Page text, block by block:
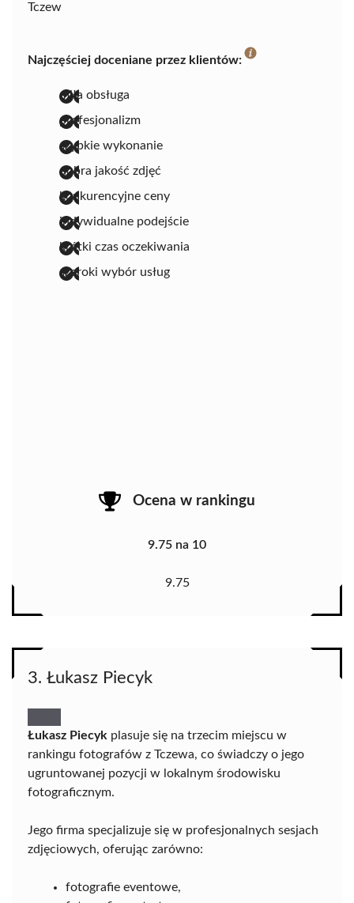
Tczew
Najczęściej doceniane przez klientów:
miła obsługa
profesjonalizm
szybkie wykonanie
dobra jakość zdjęć
konkurencyjne ceny
indywidualne podejście
krótki czas oczekiwania
szeroki wybór usług
Ocena w rankingu
9.75 na 10
9.75
3. Łukasz Piecyk
Łukasz Piecyk plasuje się na trzecim miejscu w
rankingu fotografów z Tczewa, co świadczy o jego
ugruntowanej pozycji w lokalnym środowisku
fotograficznym.
Jego firma specjalizuje się w profesjonalnych sesjach
zdjęciowych, oferując zarówno:
fotografie eventowe,